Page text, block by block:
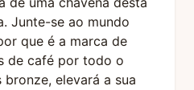
Junte-se ao mundo
que é a marca de
de café por todo o
elevará a sua